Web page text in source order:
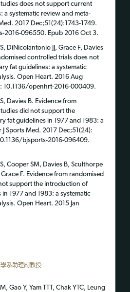
does not support current
a systematic review and meta-
2017 Dec;51(24):1743-1749.
2016-096550. Epub 2016 Oct 3.
DiNicolantonio JJ, Grace F, Davies
controlled trials does not
fat guidelines: a systematic
Open Heart. 2016 Aug
10.1136/openhrt-2016-000409.
Davies B. Evidence from
did not support the
fat guidelines in 1977 and 1983: a
Sports Med. 2017 Dec;51(24):
bjsports-2016-096409.
Cooper SM, Davies B, Sculthorpe
F. Evidence from randomised
support the introduction of
1977 and 1983: a systematic
Open Heart. 2015 Jan
系助理副教授
Gao Y, Yam TTT, Chak YTC, Leung